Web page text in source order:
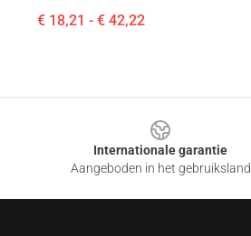
€ 18,21 - € 42,22
Internationale garantie
Aangeboden in het gebruiksland